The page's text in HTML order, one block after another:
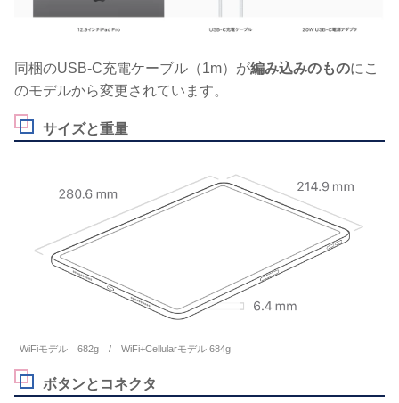
同梱のUSB-C充電ケーブル（1m）が編み込みのものにこ
のモデルから変更されています。
サイズと重量
WiFiモデル 682g / WiFi+Cellularモデル 684g
ボタンとコネクタ